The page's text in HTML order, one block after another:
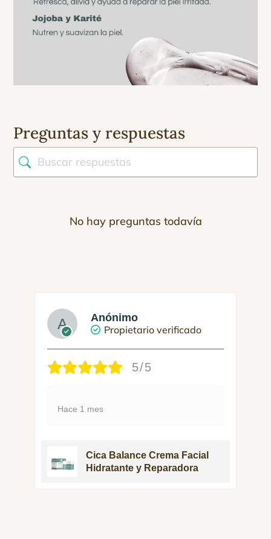
Preguntas y respuestas
No hay preguntas todavía
Anónimo
Propietario verificado
5/5
Hace 1 mes
Cica Balance Crema Facial
Hidratante y Reparadora